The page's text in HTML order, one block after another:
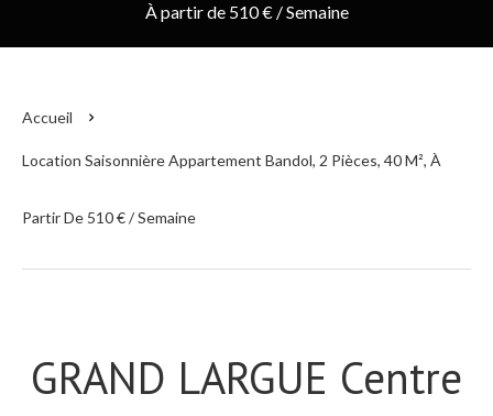
À partir de 510 € / Semaine
Accueil
Location Saisonnière Appartement Bandol, 2 Pièces, 40 M², À
Partir De 510 € / Semaine
GRAND LARGUE Centre